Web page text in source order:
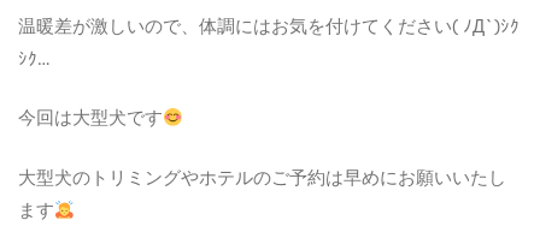
温暖差が激しいので、体調にはお気を付けてください( ﾉД`)ｼｸ
ｼｸ…
今回は大型犬です
大型犬のトリミングやホテルのご予約は早めにお願いいたし
ます